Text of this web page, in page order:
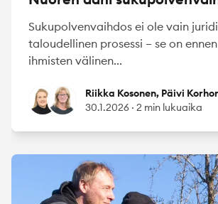
Sukupolvenvaihdos ei ole vain
taloudellinen prosessi – se on
ihmisten välinen...
Riikka Kosonen
Päivi KorhonenRiikka Kosonen, Päivi
30.1.2026 · 2 min lukuaika